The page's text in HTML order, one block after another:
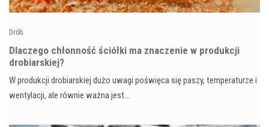
Drób
Dlaczego chłonność ściółki ma znaczenie w produkcji
drobiarskiej?
W produkcji drobiarskiej dużo uwagi poświęca się paszy, temperaturze i
wentylacji, ale równie ważna jest…